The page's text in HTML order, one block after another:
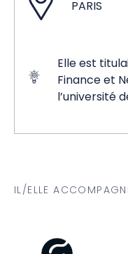
PARIS
Elle est
Finance et
l’université
IL/ELLE